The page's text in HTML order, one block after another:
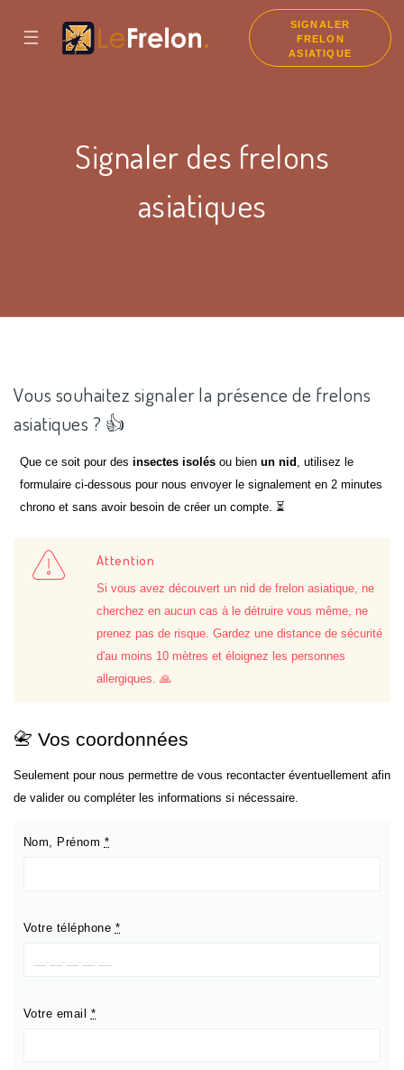
☰
SIGNALER
FRELON
ASIATIQUE
Signaler des frelons
asiatiques
Vous souhaitez signaler la présence de frelons
asiatiques ? 👍
Que ce soit pour desinsectes isolés ou bienun nid , utilisez le
formulaire ci-dessous pour nous envoyer le signalement en 2 minutes
chrono et sans avoir besoin de créer un compte. ⏳
Attention
Si vous avez découvert un nid de frelon asiatique, ne
cherchez en aucun cas à le détruire vous même, ne
prenez pas de risque. Gardez une distance de sécurité
d'au moins 10 mètres et éloignez les personnes
allergiques. 🙏
📇 Vos coordonnées
Seulement pour nous permettre de vous recontacter éventuellement afin
de valider ou compléter les informations si nécessaire.
Nom, Prénom *
Votre téléphone *
Votre email *